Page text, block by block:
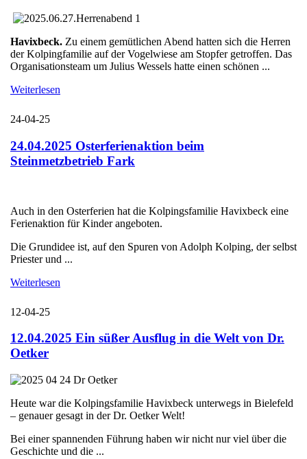
Havixbeck. Zu einem gemütlichen Abend hatten sich die Herren
der Kolpingfamilie auf der Vogelwiese am Stopfer getroffen. Das
Organisationsteam um Julius Wessels hatte einen schönen ...
Weiterlesen
24-04-25
24.04.2025 Osterferienaktion beim
Steinmetzbetrieb Fark
Auch in den Osterferien hat die Kolpingsfamilie Havixbeck eine
Ferienaktion für Kinder angeboten.
Die Grundidee ist, auf den Spuren von Adolph Kolping, der selbst
Priester und ...
Weiterlesen
12-04-25
12.04.2025 Ein süßer Ausflug in die Welt von Dr.
Oetker
Heute war die Kolpingsfamilie Havixbeck unterwegs in Bielefeld
– genauer gesagt in der Dr. Oetker Welt!
Bei einer spannenden Führung haben wir nicht nur viel über die
Geschichte und die ...